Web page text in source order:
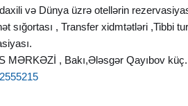
və Dünya üzrə otellərin
sığortası , Transfer xidmtətləri ,Tibbi
MƏRKƏZİ , Bakı,Ələsgər Qayıbov